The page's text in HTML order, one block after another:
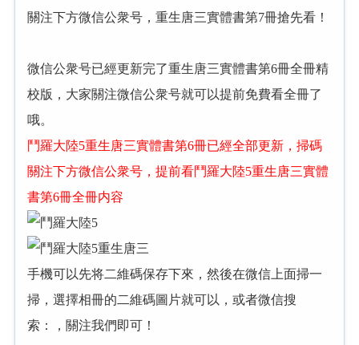
關注下方微信公衆号，重生唐三實體書第7冊搶先看！
微信公衆号已經更新完了重生唐三實體書第6冊全冊精
校版，大家關注微信公衆号就可以提前免費看全冊了
哦。
鬥羅大陸5重生唐三實體書第6冊已經全部更新，掃碼
關注下方微信公衆号，提前看鬥羅大陸5重生唐三實體
書第6冊全冊内容
手機可以先将二維碼保存下來，然後在微信上面掃一
掃，選擇相冊的二維碼圖片就可以，或者微信搜
索：
，關注我們即可！